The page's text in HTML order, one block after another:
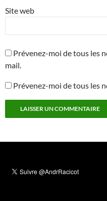
Site web
Prévenez-moi de tous les
mail.
Prévenez-moi de tous les